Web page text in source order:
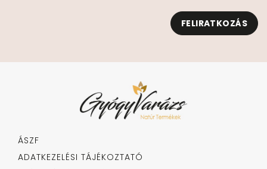
FELIRATKOZÁS
ÁSZF
ADATKEZELÉSI TÁJÉKOZTATÓ